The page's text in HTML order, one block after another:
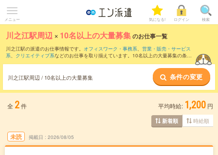
メニュー 気になる! ログイン 検索
川之江駅周辺 × 10名以上の大量募集のお仕事一覧
川之江駅の派遣のお仕事情報です。 オフィスワーク・事務系、 営業・販売・サービス
系、 クリエイティブ系などのお仕事を取り揃えています。10名以上の大量募集の条件
川之江駅周辺 / 10名以上の大量募集 条件の変更
全 2件 平均時給: 1,200 円
新着順 時給順
未読 掲載日 2026/08/05